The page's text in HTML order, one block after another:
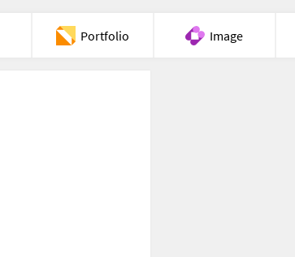
Portfolio Image